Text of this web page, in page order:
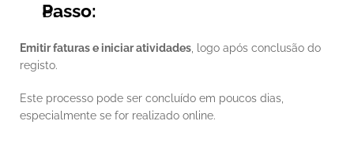
Passo:
Emitir faturas e iniciar atividades , logo após conclusão do
registo.
Este processo pode ser concluído em poucos dias,
especialmente se for realizado online.